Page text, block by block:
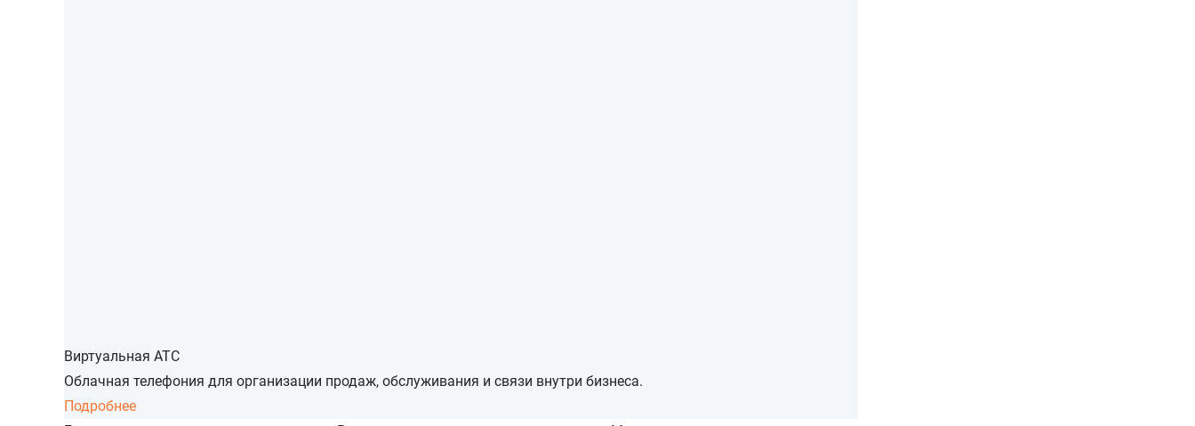
Виртуальная АТС
Облачная телефония для организации продаж, обслуживания и связи внутри бизнеса.
Подробнее